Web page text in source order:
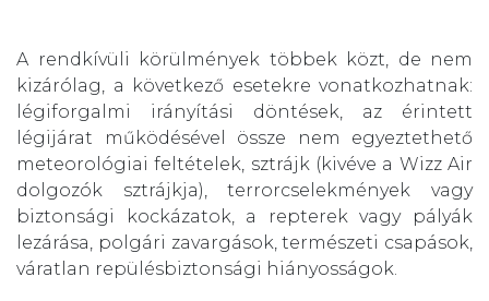
A rendkívüli körülmények többek közt, de nem
kizárólag, a következő esetekre vonatkozhatnak:
légiforgalmi irányítási döntések, az érintett
légijárat működésével össze nem egyeztethető
meteorológiai feltételek, sztrájk (kivéve a Wizz Air
dolgozók sztrájkja), terrorcselekmények vagy
biztonsági kockázatok, a repterek vagy pályák
lezárása, polgári zavargások, természeti csapások,
váratlan repülésbiztonsági hiányosságok.